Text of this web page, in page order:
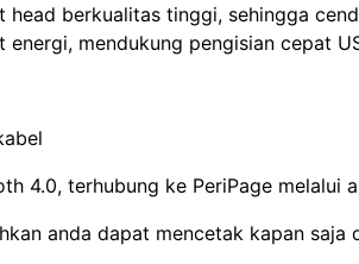
head berkualitas tinggi, sehingga
energi, mendukung pengisian cepat
4.0, terhubung ke PeriPage melalui
anda dapat mencetak kapan saja